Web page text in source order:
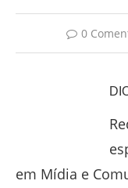
0
em Mídia e